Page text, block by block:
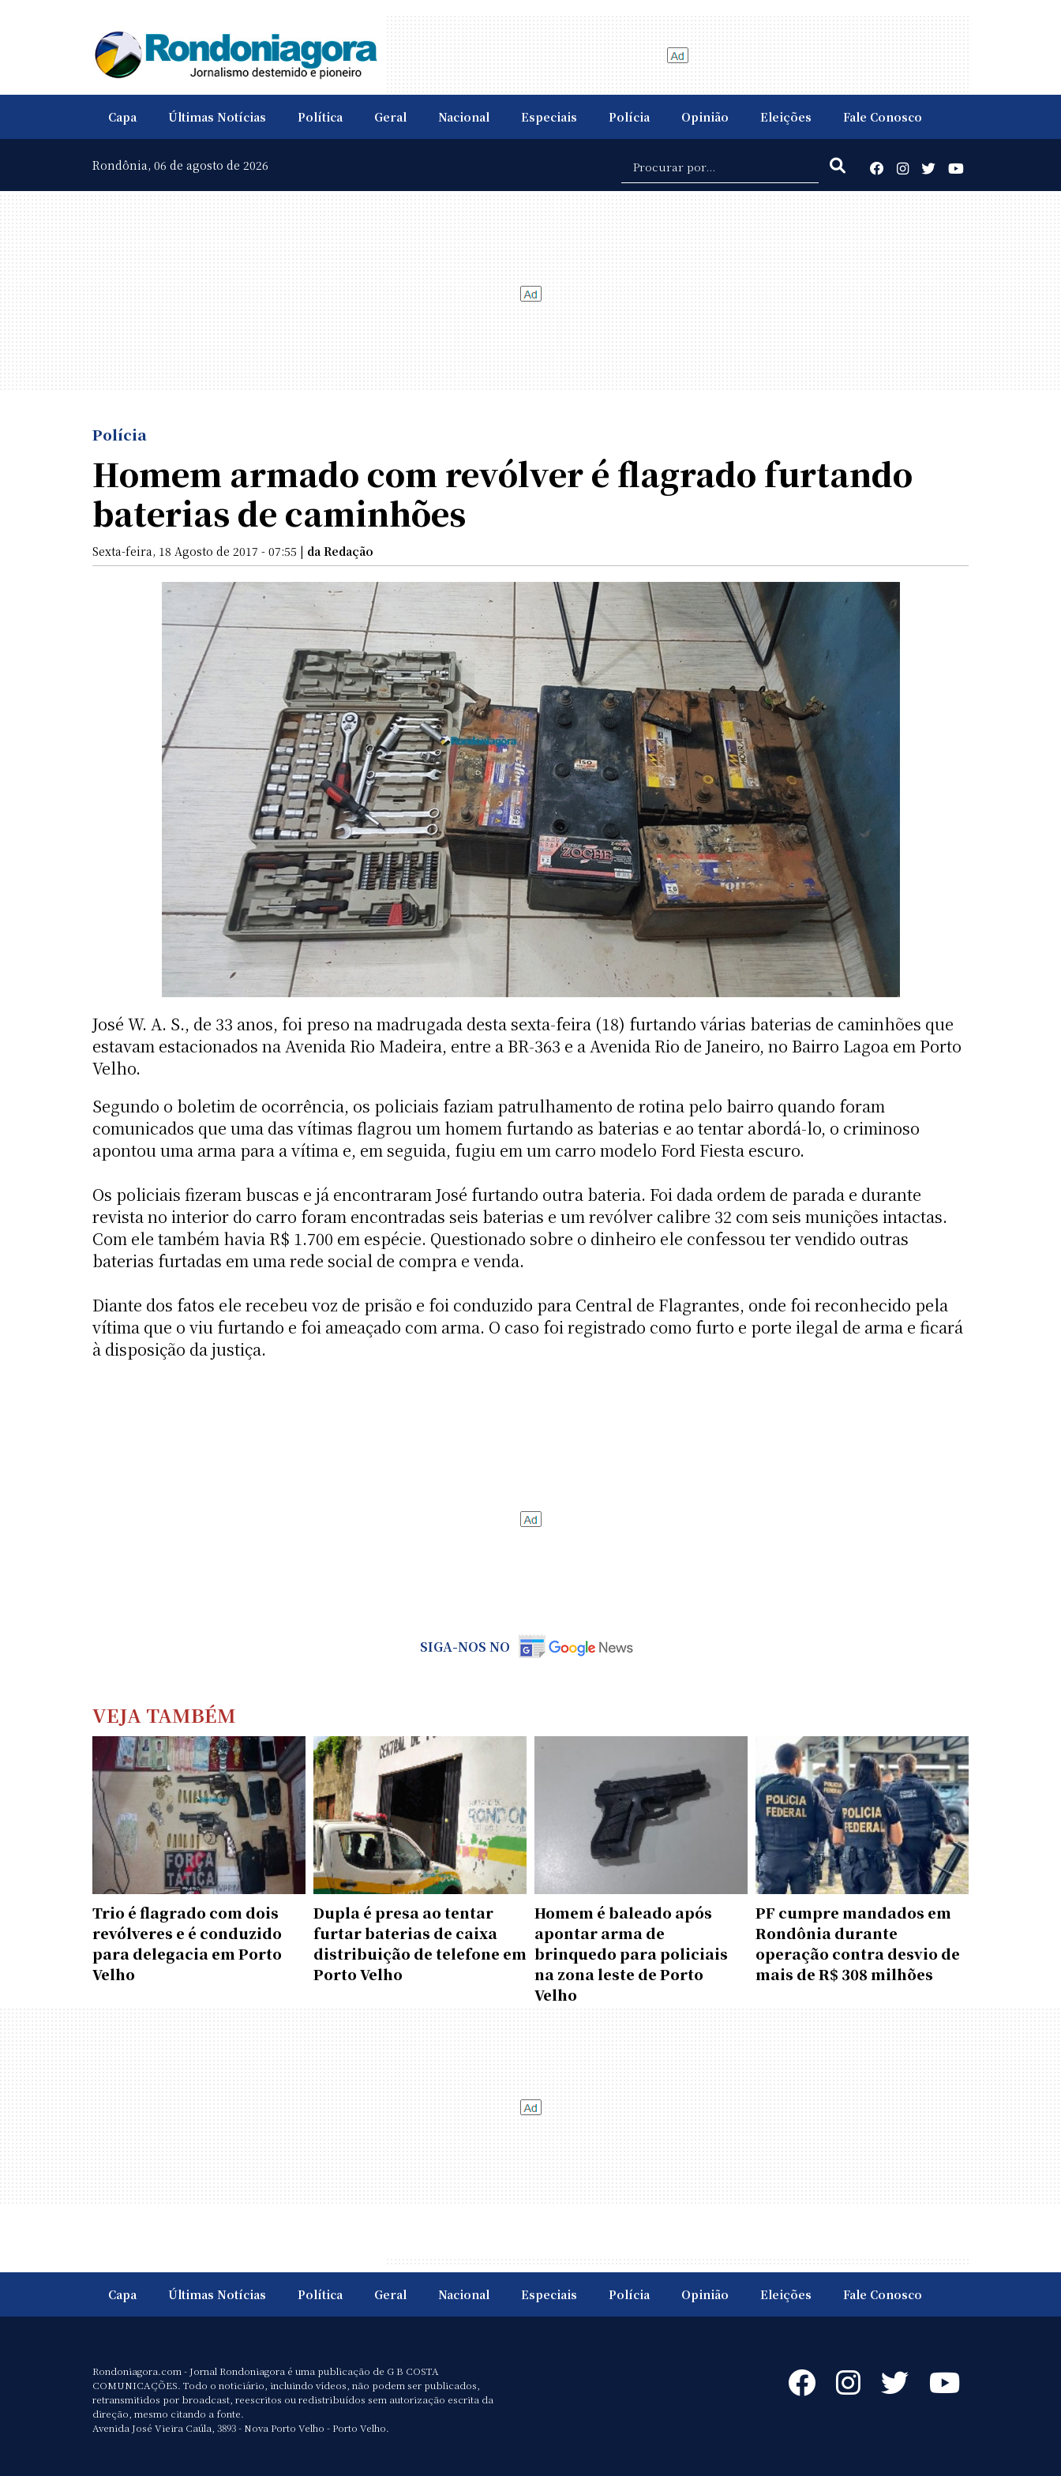
Capa Últimas Notícias Política Geral Nacional Especiais Polícia Opinião Eleições Fale Conosco
Rondônia, 06 de agosto de 2026
Polícia
Homem armado com revólver é flagrado furtando
baterias de caminhões
Sexta-feira, 18 Agosto de 2017 - 07:55 | da Redação
José W. A. S., de 33 anos, foi preso na madrugada desta sexta-feira (18) furtando várias baterias de caminhões que
estavam estacionados na Avenida Rio Madeira, entre a BR-363 e a Avenida Rio de Janeiro, no Bairro Lagoa em Porto
Velho.
Segundo o boletim de ocorrência, os policiais faziam patrulhamento de rotina pelo bairro quando foram
comunicados que uma das vítimas flagrou um homem furtando as baterias e ao tentar abordá-lo, o criminoso
apontou uma arma para a vítima e, em seguida, fugiu em um carro modelo Ford Fiesta escuro.
Os policiais fizeram buscas e já encontraram José furtando outra bateria. Foi dada ordem de parada e durante
revista no interior do carro foram encontradas seis baterias e um revólver calibre 32 com seis munições intactas.
Com ele também havia R$ 1.700 em espécie. Questionado sobre o dinheiro ele confessou ter vendido outras
baterias furtadas em uma rede social de compra e venda.
Diante dos fatos ele recebeu voz de prisão e foi conduzido para Central de Flagrantes, onde foi reconhecido pela
vítima que o viu furtando e foi ameaçado com arma. O caso foi registrado como furto e porte ilegal de arma e ficará
à disposição da justiça.
SIGA-NOS NO
VEJA TAMBÉM
Trio é flagrado com dois
revólveres e é conduzido
para delegacia em Porto
Velho
Dupla é presa ao tentar
furtar baterias de caixa
distribuição de telefone em
Porto Velho
Homem é baleado após
apontar arma de
brinquedo para policiais
na zona leste de Porto
Velho
PF cumpre mandados em
Rondônia durante
operação contra desvio de
mais de R$ 308 milhões
Capa Últimas Notícias Política Geral Nacional Especiais Polícia Opinião Eleições Fale Conosco
Rondoniagora.com - Jornal Rondoniagora é uma publicação de G B COSTA
COMUNICAÇÕES. Todo o noticiário, incluindo vídeos, não podem ser publicados,
retransmitidos por broadcast, reescritos ou redistribuídos sem autorização escrita da
direção, mesmo citando a fonte.
Avenida José Vieira Caúla, 3893 - Nova Porto Velho - Porto Velho.